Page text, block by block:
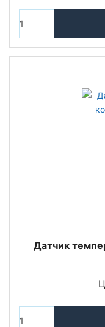
Датчик